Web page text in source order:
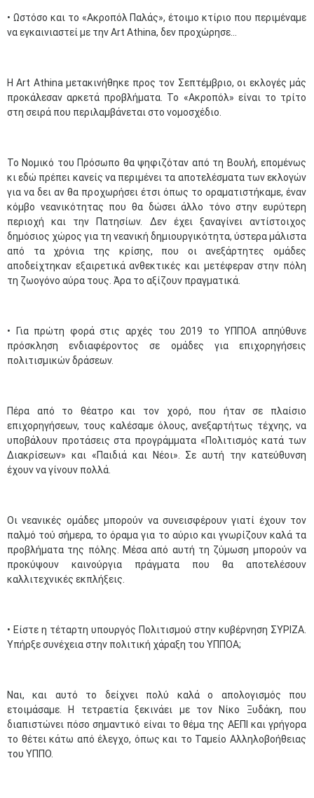
• Ωστόσο και το «Ακροπόλ Παλάς», έτοιμο κτίριο που περιμέναμε
να εγκαινιαστεί με την Art Athina, δεν προχώρησε...
Η Αrt Athina μετακινήθηκε προς τον Σεπτέμβριο, οι εκλογές μάς
προκάλεσαν αρκετά προβλήματα. Το «Ακροπόλ» είναι το τρίτο
στη σειρά που περιλαμβάνεται στο νομοσχέδιο.
Το Νομικό του Πρόσωπο θα ψηφιζόταν από τη Βουλή, επομένως
κι εδώ πρέπει κανείς να περιμένει τα αποτελέσματα των εκλογών
για να δει αν θα προχωρήσει έτσι όπως το οραματιστήκαμε, έναν
κόμβο νεανικότητας που θα δώσει άλλο τόνο στην ευρύτερη
περιοχή και την Πατησίων. Δεν έχει ξαναγίνει αντίστοιχος
δημόσιος χώρος για τη νεανική δημιουργικότητα, ύστερα μάλιστα
από τα χρόνια της κρίσης, που οι ανεξάρτητες ομάδες
αποδείχτηκαν εξαιρετικά ανθεκτικές και μετέφεραν στην πόλη
τη ζωογόνο αύρα τους. Άρα το αξίζουν πραγματικά.
• Για πρώτη φορά στις αρχές του 2019 το ΥΠΠΟΑ απηύθυνε
πρόσκληση ενδιαφέροντος σε ομάδες για επιχορηγήσεις
πολιτισμικών δράσεων.
Πέρα από το θέατρο και τον χορό, που ήταν σε πλαίσιο
επιχορηγήσεων, τους καλέσαμε όλους, ανεξαρτήτως τέχνης, να
υποβάλουν προτάσεις στα προγράμματα «Πολιτισμός κατά των
Διακρίσεων» και «Παιδιά και Νέοι». Σε αυτή την κατεύθυνση
έχουν να γίνουν πολλά.
Οι νεανικές ομάδες μπορούν να συνεισφέρουν γιατί έχουν τον
παλμό τού σήμερα, το όραμα για το αύριο και γνωρίζουν καλά τα
προβλήματα της πόλης. Μέσα από αυτή τη ζύμωση μπορούν να
προκύψουν καινούργια πράγματα που θα αποτελέσουν
καλλιτεχνικές εκπλήξεις.
• Είστε η τέταρτη υπουργός Πολιτισμού στην κυβέρνηση ΣΥΡΙΖΑ.
Υπήρξε συνέχεια στην πολιτική χάραξη του ΥΠΠΟΑ;
Ναι, και αυτό το δείχνει πολύ καλά ο απολογισμός που
ετοιμάσαμε. Η τετραετία ξεκινάει με τον Νίκο Ξυδάκη, που
διαπιστώνει πόσο σημαντικό είναι το θέμα της ΑΕΠΙ και γρήγορα
το θέτει κάτω από έλεγχο, όπως και το Ταμείο Αλληλοβοήθειας
του ΥΠΠΟ.